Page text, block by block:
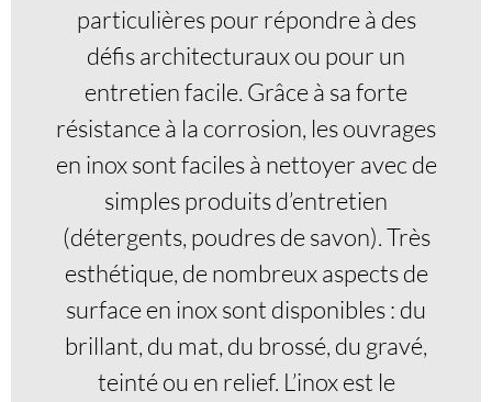
particulières pour répondre à des
défis architecturaux ou pour un
entretien facile. Grâce à sa forte
résistance à la corrosion, les ouvrages
en inox sont faciles à nettoyer avec de
simples produits d’entretien
(détergents, poudres de savon). Très
esthétique, de nombreux aspects de
surface en inox sont disponibles : du
brillant, du mat, du brossé, du gravé,
teinté ou en relief. L’inox est le